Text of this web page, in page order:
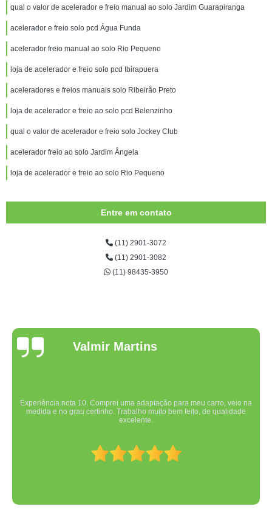
qual o valor de acelerador e freio manual ao solo Jardim Guarapiranga
acelerador e freio solo pcd Água Funda
acelerador freio manual ao solo Rio Pequeno
loja de acelerador e freio solo pcd Ibirapuera
aceleradores e freios manuais solo Ribeirão Preto
loja de acelerador e freio ao solo pcd Belenzinho
qual o valor de acelerador e freio solo Jockey Club
acelerador freio ao solo Jardim Ângela
loja de acelerador e freio ao solo Rio Pequeno
Entre em contato
(11) 2901-3072
(11) 2901-3082
(11) 98435-3950
Valmir Martins
Experiência nota 10. Comprei uma adaptação para meu carro, veio na
medida e no grau certinho. Trabalho muito bem feito, de qualidade
excelente.